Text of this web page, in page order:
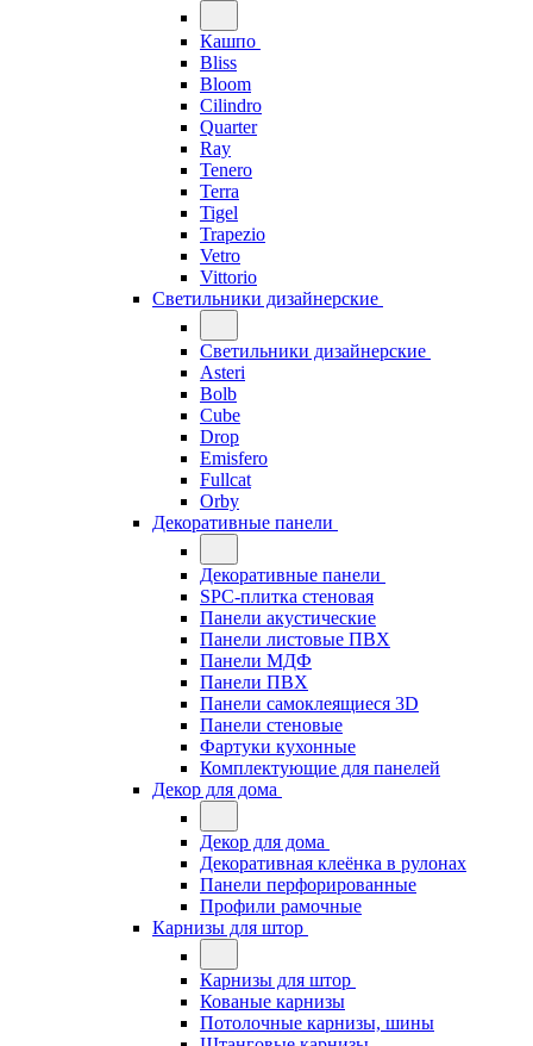
Кашпо
Bliss
Bloom
Cilindro
Quarter
Ray
Tenero
Terra
Tigel
Trapezio
Vetro
Vittorio
Светильники дизайнерские
Светильники дизайнерские
Asteri
Bolb
Cube
Drop
Emisfero
Fullcat
Orby
Декоративные панели
Декоративные панели
SPC-плитка стеновая
Панели акустические
Панели листовые ПВХ
Панели МДФ
Панели ПВХ
Панели самоклеящиеся 3D
Панели стеновые
Фартуки кухонные
Комплектующие для панелей
Декор для дома
Декор для дома
Декоративная клеёнка в рулонах
Панели перфорированные
Профили рамочные
Карнизы для штор
Карнизы для штор
Кованые карнизы
Потолочные карнизы, шины